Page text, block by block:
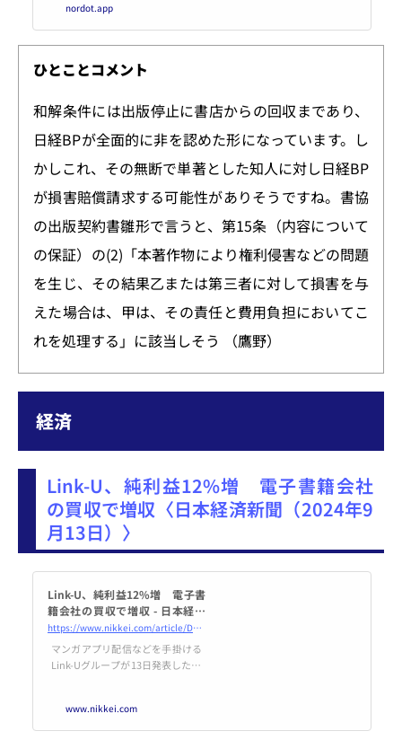
nordot.app
ひとことコメント
和解条件には出版停止に書店からの回収まであり、
日経BPが全面的に非を認めた形になっています。し
かしこれ、その無断で単著とした知人に対し日経BP
が損害賠償請求する可能性がありそうですね。書協
の出版契約書雛形で言うと、第15条（内容について
の保証）の(2)「本著作物により権利侵害などの問題
を生じ、その結果乙または第三者に対して損害を与
えた場合は、甲は、その責任と費用負担においてこ
れを処理する」に該当しそう （鷹野）
経済
Link-U、純利益12%増 電子書籍会社
の買収で増収〈日本経済新聞（2024年9
月13日）〉
Link-U、純利益12%増 電子書
籍会社の買収で増収 - 日本経済
新聞
https://www.nikkei.com/article/DGXZQOUC139UG0T10C24A9000000/
マンガアプリ配信などを手掛ける
Link-Uグループが13日発表した20
だった。20年に買収した不用品な
どのマッチングサービスを手掛け
www.nikkei.com